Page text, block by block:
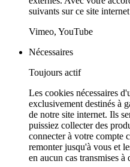
suivants sur ce site
Vimeo, YouTube
Nécessaires
Toujours actif
Les cookies nécessaires
exclusivement destinés à
de notre site internet. Ils
puissiez collecter des
connecter à votre compte
remonter jusqu'à vous et
en aucun cas transmises à